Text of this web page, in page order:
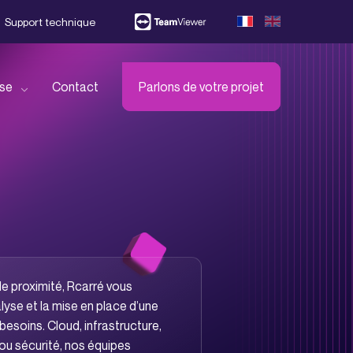
Support technique
Téléchargez notre brochure
Contact Parlons de votre projet
proximité, Rcarré vous
et la mise en place d’une
Cloud, infrastructure,
sécurité, nos équipes